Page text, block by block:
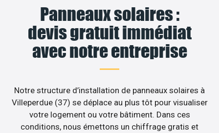
Panneaux solaires :
devis gratuit immédiat
avec notre entreprise
Notre structure d’installation de panneaux solaires à
Villeperdue (37) se déplace au plus tôt pour visualiser
votre logement ou votre bâtiment. Dans ces
conditions, nous émettons un chiffrage gratis et